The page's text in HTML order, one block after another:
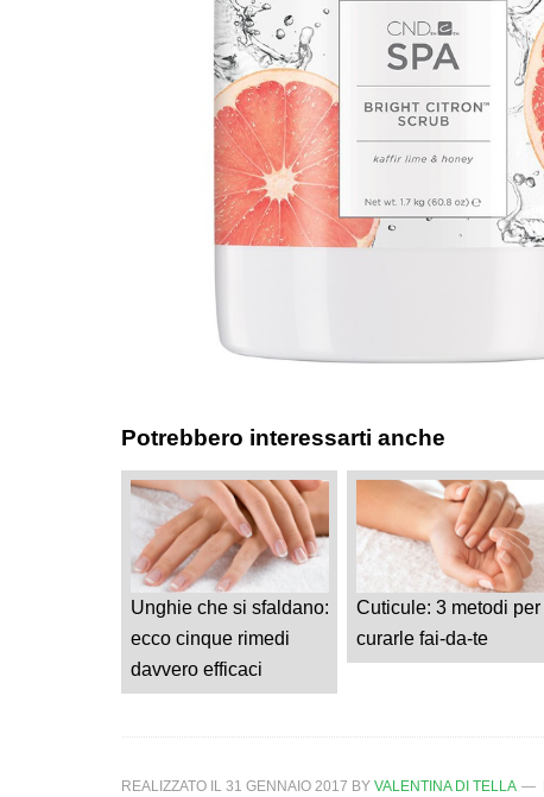
Potrebbero interessarti anche
Unghie che si sfaldano:
ecco cinque rimedi
davvero efficaci
Cuticule: 3 metodi per
curarle fai-da-te
REALIZZATO IL 31 GENNAIO 2017 BY VALENTINA DI TELLA